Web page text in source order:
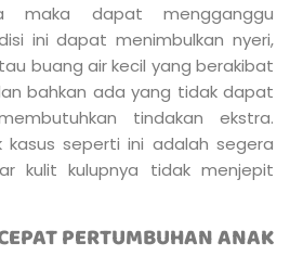
maka dapat mengganggu
ini dapat menimbulkan nyeri,
buang air kecil yang berakibat
bahkan ada yang tidak dapat
tindakan ekstra.
seperti ini adalah segera
kulit kulupnya tidak menjepit
PERTUMBUHAN ANAK